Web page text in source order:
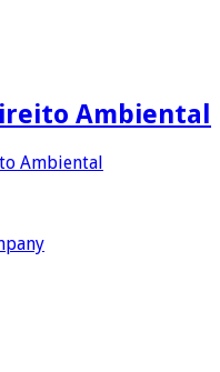
Ambiental